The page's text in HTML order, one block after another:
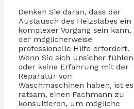
Denken Sie daran, dass der
Austausch des Heizstabes ein
komplexer Vorgang sein kann,
der möglicherweise
professionelle Hilfe erfordert.
Wenn Sie sich unsicher fühlen
oder keine Erfahrung mit der
Reparatur von
Waschmaschinen haben, ist es
ratsam, einen Fachmann zu
konsultieren, um mögliche